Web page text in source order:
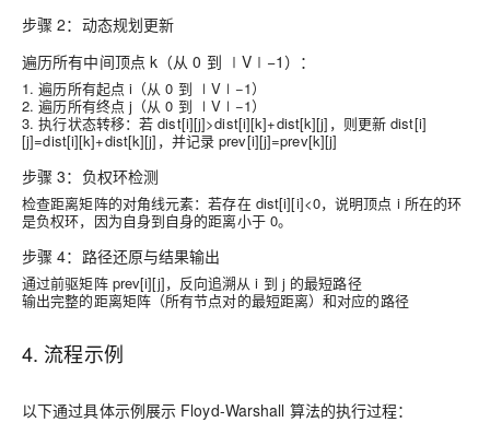
步骤 2：动态规划更新
遍历所有中间顶点 k（从 0 到 ∣V∣−1）：
1. 遍历所有起点 i（从 0 到 ∣V∣−1）
2. 遍历所有终点 j（从 0 到 ∣V∣−1）
3. 执行状态转移：若 dist[i][j]>dist[i][k]+dist[k][j]，则更新 dist[i]
[j]=dist[i][k]+dist[k][j]，并记录 prev[i][j]=prev[k][j]
步骤 3：负权环检测
检查距离矩阵的对角线元素：若存在 dist[i][i]<0，说明顶点 i 所在的环
是负权环，因为自身到自身的距离小于 0。
步骤 4：路径还原与结果输出
通过前驱矩阵 prev[i][j]，反向追溯从 i 到 j 的最短路径
输出完整的距离矩阵（所有节点对的最短距离）和对应的路径
4. 流程示例
以下通过具体示例展示 Floyd-Warshall 算法的执行过程：